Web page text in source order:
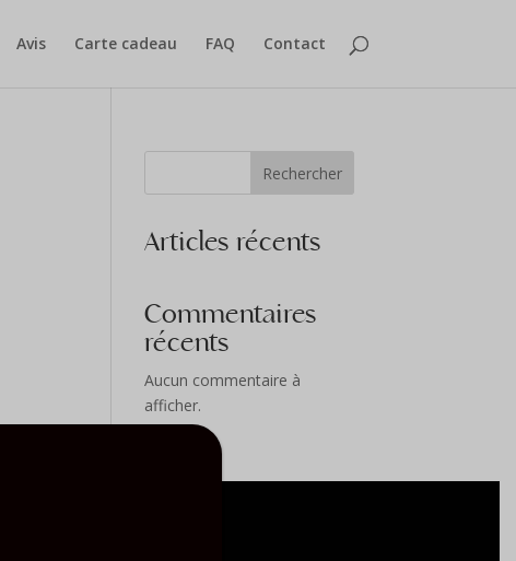
Avis Carte cadeau FAQ Contact
Rechercher
Articles récents
Commentaires
récents
Aucun commentaire à
afficher.